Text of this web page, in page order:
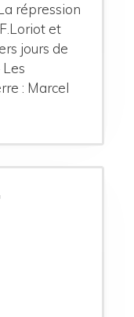
répression
et
jours de
: Marcel